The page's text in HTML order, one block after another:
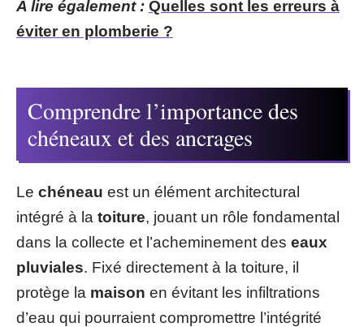
A lire également : Quelles sont les erreurs à
éviter en plomberie ?
Comprendre l’importance des
chéneaux et des ancrages
Le chéneau est un élément architectural
intégré à la toiture, jouant un rôle fondamental
dans la collecte et l’acheminement des eaux
pluviales. Fixé directement à la toiture, il
protège la maison en évitant les infiltrations
d’eau qui pourraient compromettre l’intégrité